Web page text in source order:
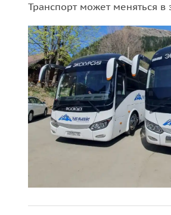
Транспорт может меняться в